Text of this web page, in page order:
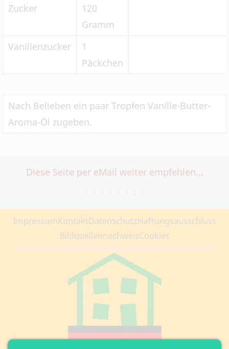
Zucker
120
Gramm
Vanillenzucker
1
Päckchen
Nach Belieben ein paar Tropfen Vanille-Butter-
Aroma-Öl zugeben.
Diese Seite per eMail weiter empfehlen...
ImpressumKontaktDatenschutzHaftungsausschluss
BildquellennachweisCookies